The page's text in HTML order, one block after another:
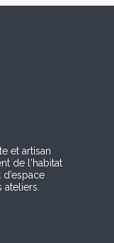
et artisan
de l'habitat